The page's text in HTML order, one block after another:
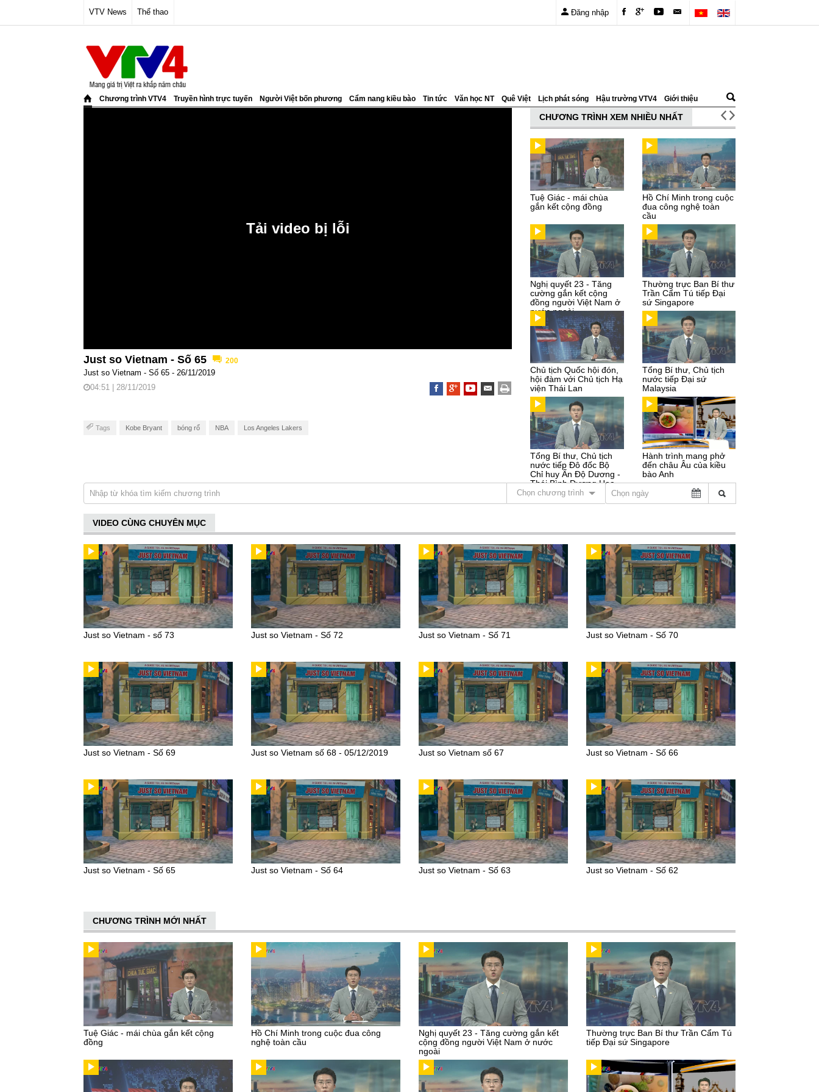
VTV News Thể thao Đăng nhập
Chương trình VTV4 Truyền hình trực tuyến Người Việt bốn phương Cẩm nang kiều bào Tin tức Văn học NT Quê Việt Lịch phát sóng Hậu trường VTV4 Giới thiệu
Just so Vietnam - Số 65 200
Just so Vietnam - Số 65 - 26/11/2019
04:51 | 28/11/2019
Tags Kobe Bryant bóng rổ NBA Los Angeles Lakers
CHƯƠNG TRÌNH XEM NHIỀU NHẤT
Tuệ Giác - mái chùa
gắn kết cộng đồng
Hồ Chí Minh trong cuộc
đua công nghệ toàn
cầu
Nghị quyết 23 - Tăng
cường gắn kết cộng
đồng người Việt Nam ở
nước ngoài
Thường trực Ban Bí thư
Trần Cẩm Tú tiếp Đại
sứ Singapore
Chủ tịch Quốc hội đón,
hội đàm với Chủ tịch Hạ
viện Thái Lan
Tổng Bí thư, Chủ tịch
nước tiếp Đại sứ
Malaysia
Tổng Bí thư, Chủ tịch
nước tiếp Đô đốc Bộ
Chỉ huy Ấn Độ Dương -
Thái Bình Dương Hoa
Kỳ
Hành trình mang phở
đến châu Âu của kiều
bào Anh
Chọn chương trình
VIDEO CÙNG CHUYÊN MỤC
Just so Vietnam - số 73 Just so Vietnam - Số 72 Just so Vietnam - Số 71 Just so Vietnam - Số 70
Just so Vietnam - Số 69 Just so Vietnam số 68 - 05/12/2019 Just so Vietnam số 67 Just so Vietnam - Số 66
Just so Vietnam - Số 65 Just so Vietnam - Số 64 Just so Vietnam - Số 63 Just so Vietnam - Số 62
CHƯƠNG TRÌNH MỚI NHẤT
Tuệ Giác - mái chùa gắn kết cộng
đồng
Hồ Chí Minh trong cuộc đua công
nghệ toàn cầu
Nghị quyết 23 - Tăng cường gắn kết
cộng đồng người Việt Nam ở nước
ngoài
Thường trực Ban Bí thư Trần Cẩm Tú
tiếp Đại sứ Singapore